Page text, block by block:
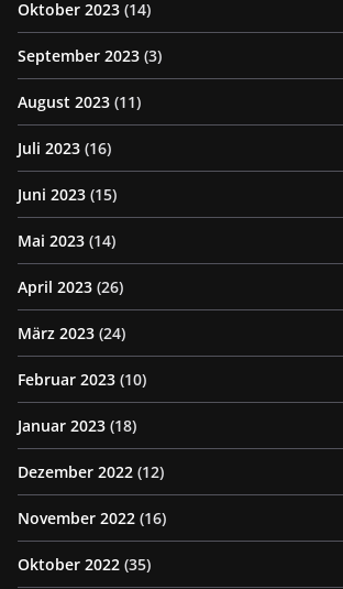
Oktober 2023 (14)
September 2023 (3)
August 2023 (11)
Juli 2023 (16)
Juni 2023 (15)
Mai 2023 (14)
April 2023 (26)
März 2023 (24)
Februar 2023 (10)
Januar 2023 (18)
Dezember 2022 (12)
November 2022 (16)
Oktober 2022 (35)